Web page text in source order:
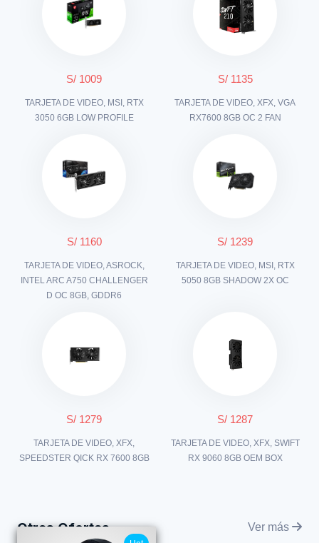
S/ 1009
TARJETA DE VIDEO, MSI, RTX
3050 6GB LOW PROFILE
S/ 1135
TARJETA DE VIDEO, XFX, VGA
RX7600 8GB OC 2 FAN
S/ 1160
TARJETA DE VIDEO, ASROCK,
INTEL ARC A750 CHALLENGER
D OC 8GB, GDDR6
S/ 1239
TARJETA DE VIDEO, MSI, RTX
5050 8GB SHADOW 2X OC
S/ 1279
TARJETA DE VIDEO, XFX,
SPEEDSTER QICK RX 7600 8GB
S/ 1287
TARJETA DE VIDEO, XFX, SWIFT
RX 9060 8GB OEM BOX
Otras Ofertas Ver más